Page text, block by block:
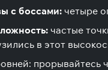
с боссами: четыре
частые
в этот
прорывайтесь